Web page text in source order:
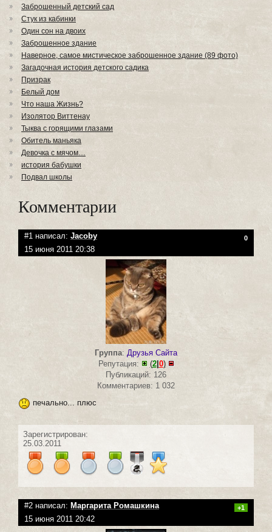
Заброшенный детский сад
Стук из кабинки
Один сон на двоих
Заброшенное здание
Наверное, самое мистическое заброшенное здание (89 фото)
Загадочная история детского садика
Призрак
Белый дом
Что наша Жизнь?
Изолятор Виттенау
Тыква с горящими глазами
Обитель маньяка
Девочка с мячом…
история бабушки
Подвал школы
Комментарии
#1 написал: Jacoby 0
15 июня 2011 20:38
Группа: Друзья Сайта
Репутация:
(2| 0)
Публикаций: 126
Комментариев: 1 032
печально... плюс
Зарегистрирован:
25.03.2011
#2 написал: Маргарита Ромашкина +1
15 июня 2011 20:42